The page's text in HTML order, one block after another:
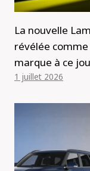
La nouvelle
révélée
marque à ce
1 juillet 2026